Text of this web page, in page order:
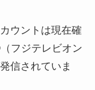
ウントは現在確
フジテレビオン
信されていま